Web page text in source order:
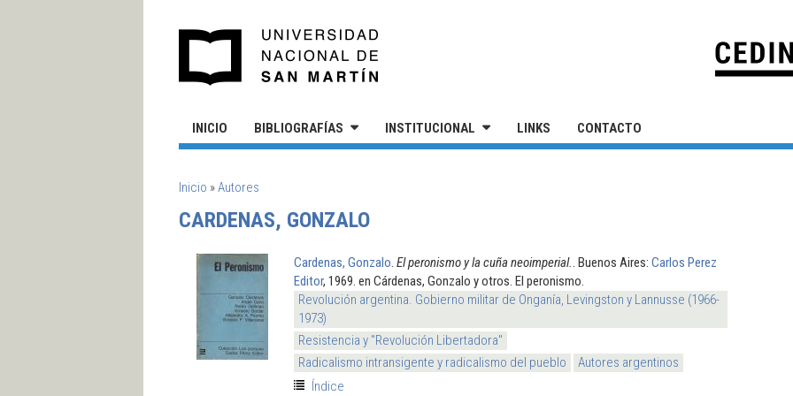
INICIO BIBLIOGRAFÍAS INSTITUCIONAL LINKS CONTACTO
SE ENCUENTRA USTED AQUÍ
Inicio »Autores
CARDENAS, GONZALO
Cardenas, Gonzalo El peronismo y la cuña neoimperial. . Buenos Aires: Carlos Perez
Editor, 1969. en Cárdenas, Gonzalo y otros. El peronismo.
Revolución argentina. Gobierno militar de Onganía, Levingston y Lannusse (1966-
1973)
Resistencia y "Revolución Libertadora"
Radicalismo intransigente y radicalismo del pueblo
Autores argentinos
Índice